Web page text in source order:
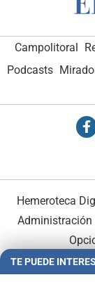
Campolitoral
Podcasts
Hemeroteca
Administración
TE PUEDE